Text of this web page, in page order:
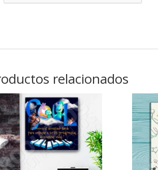
relacionados